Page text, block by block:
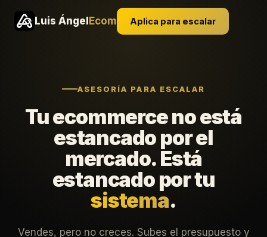
Luis Ángel Ecom Aplica para escalar
ASESORÍA PARA ESCALAR
Tu ecommerce no está
estancado por el
mercado. Está
estancado por tu
sistema.
Vendes, pero no creces. Subes el presupuesto y